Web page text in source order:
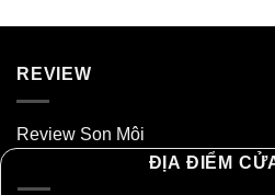
REVIEW
Review Son Môi
ĐỊA ĐIỂM